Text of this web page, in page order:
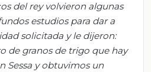
del rey volvieron algunas
estudios para dar a
solicitada y le dijeron:
de granos de trigo que hay
Sessa y obtuvimos un